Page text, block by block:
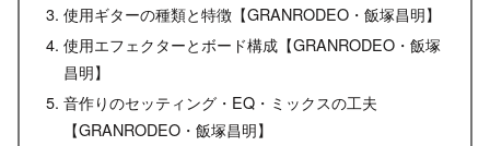
使用ギターの種類と特徴【GRANRODEO・飯塚昌明】
使用エフェクターとボード構成【GRANRODEO・飯塚
昌明】
音作りのセッティング・EQ・ミックスの工夫
【GRANRODEO・飯塚昌明】